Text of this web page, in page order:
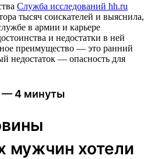
Служба исследований hh.ru
тысяч соискателей и выяснила,
в армии и карьере
и недостатки в ней
преимущество — это ранний
недостаток — опасность для
— 4 минуты
мужчин хотели